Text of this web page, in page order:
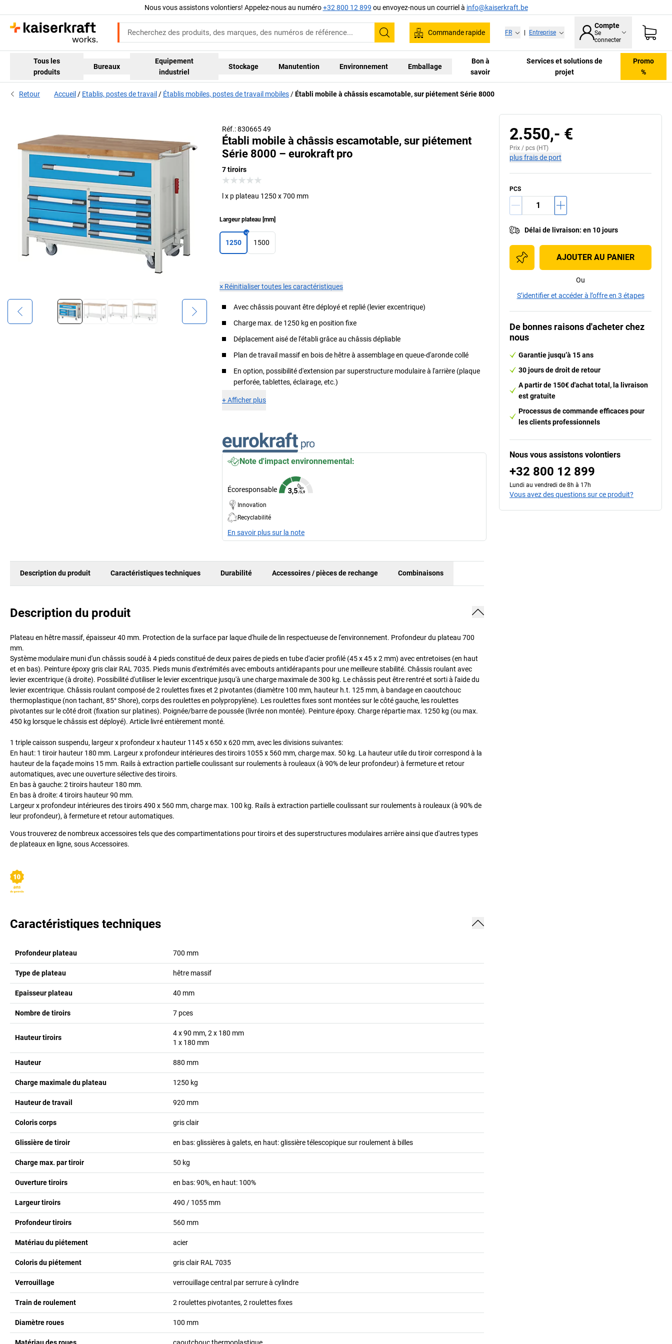
Nous vous assistons volontiers! Appelez-nous au numéro+32 800 12 899 ou envoyez-nous un courriel à info@kaiserkraft.be
Recherche
Commande rapide FR Entreprise
Compte
Se
connecter
Tous les
produits
Bureaux
Equipement
industriel
Stockage Manutention Environnement Emballage
Bon à
savoir
Services et solutions de
projet
Promo
%
Retour Accueil Etablis, postes de travail Établis mobiles, postes de travail mobiles Établi mobile à châssis escamotable, sur piétement Série 8000
Réf.: 830665 49
Établi mobile à châssis escamotable, sur piétement
Série 8000 – eurokraft pro
7 tiroirs
l x p plateau 1250 x 700 mm
Largeur plateau [mm]
1250 1500
× Réinitialiser toutes les caractéristiques
Avec châssis pouvant être déployé et replié (levier excentrique)
Charge max. de 1250 kg en position fixe
Déplacement aisé de l'établi grâce au châssis dépliable
Plan de travail massif en bois de hêtre à assemblage en queue-d'aronde collé
En option, possibilité d'extension par superstructure modulaire à l'arrière (plaque
perforée, tablettes, éclairage, etc.)
+Afficher plus
Note d'impact environnemental:
Écoresponsable
Innovation
Recyclabilité
En savoir plus sur la note
Description du produit Caractéristiques techniques Durabilité Accessoires / pièces de rechange Combinaisons
Description du produit
Plateau en hêtre massif, épaisseur 40 mm. Protection de la surface par laque d'huile de lin respectueuse de l'environnement. Profondeur du plateau 700
mm.
Système modulaire muni d'un châssis soudé à 4 pieds constitué de deux paires de pieds en tube d'acier profilé (45 x 45 x 2 mm) avec entretoises (en haut
et en bas). Peinture époxy gris clair RAL 7035. Pieds munis d'extrémités avec embouts antidérapants pour une meilleure stabilité. Châssis roulant avec
levier excentrique (à droite). Possibilité d'utiliser le levier excentrique jusqu'à une charge maximale de 300 kg. Le châssis peut être rentré et sorti à l'aide du
levier excentrique. Châssis roulant composé de 2 roulettes fixes et 2 pivotantes (diamètre 100 mm, hauteur h.t. 125 mm, à bandage en caoutchouc
thermoplastique (non tachant, 85° Shore), corps des roulettes en polypropylène). Les roulettes fixes sont montées sur le côté gauche, les roulettes
pivotantes sur le côté droit (fixation sur platines). Poignée/barre de poussée (livrée non montée). Peinture époxy. Charge répartie max. 1250 kg (ou max.
450 kg lorsque le châssis est déployé). Article livré entièrement monté.
1 triple caisson suspendu, largeur x profondeur x hauteur 1145 x 650 x 620 mm, avec les divisions suivantes:
En haut: 1 tiroir hauteur 180 mm. Largeur x profondeur intérieures des tiroirs 1055 x 560 mm, charge max. 50 kg. La hauteur utile du tiroir correspond à la
hauteur de la façade moins 15 mm. Rails à extraction partielle coulissant sur roulements à rouleaux (à 90% de leur profondeur) à fermeture et retour
automatiques, avec une ouverture sélective des tiroirs.
En bas à gauche: 2 tiroirs hauteur 180 mm.
En bas à droite: 4 tiroirs hauteur 90 mm.
Largeur x profondeur intérieures des tiroirs 490 x 560 mm, charge max. 100 kg. Rails à extraction partielle coulissant sur roulements à rouleaux (à 90% de
leur profondeur), à fermeture et retour automatiques.
Vous trouverez de nombreux accessoires tels que des compartimentations pour tiroirs et des superstructures modulaires arrière ainsi que d'autres types
de plateaux en ligne, sous Accessoires.
Caractéristiques techniques
Profondeur plateau 700 mm
Type de plateau hêtre massif
Epaisseur plateau 40 mm
Nombre de tiroirs 7 pces
Hauteur tiroirs
4 x 90 mm, 2 x 180 mm
1 x 180 mm
Hauteur 880 mm
Charge maximale du plateau 1250 kg
Hauteur de travail 920 mm
Coloris corps gris clair
Glissière de tiroir en bas: glissières à galets, en haut: glissière télescopique sur roulement à billes
Charge max. par tiroir 50 kg
Ouverture tiroirs en bas: 90%, en haut: 100%
Largeur tiroirs 490 / 1055 mm
Profondeur tiroirs 560 mm
Matériau du piétement acier
Coloris du piétement gris clair RAL 7035
Verrouillage verrouillage central par serrure à cylindre
Train de roulement 2 roulettes pivotantes, 2 roulettes fixes
Diamètre roues 100 mm
Matériau des roues caoutchouc thermoplastique
2.550,- €
Prix / pcs (HT)
plus frais de port
PCS
Délai de livraison: en 10 jours
AJOUTER AU PANIER
Ou
S’identifier et accéder à l’offre en 3 étapes
De bonnes raisons d'acheter chez
nous
Garantie jusqu’à 15 ans
30 jours de droit de retour
A partir de 150€ d'achat total, la livraison
est gratuite
Processus de commande efficaces pour
les clients professionnels
Nous vous assistons volontiers
+32 800 12 899
Lundi au vendredi de 8h à 17h
Vous avez des questions sur ce produit?